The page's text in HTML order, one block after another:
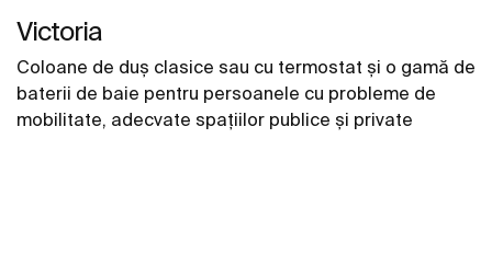
Victoria
Coloane de duș clasice sau cu termostat și o gamă de
baterii de baie pentru persoanele cu probleme de
mobilitate, adecvate spațiilor publice și private